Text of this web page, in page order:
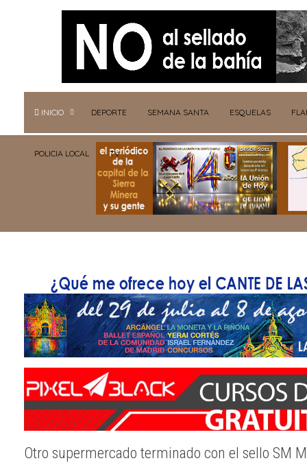
INICIO DEPORTE SEMANA SANTA ESQUELAS
POLICIA LOCAL TV
Otro supermercado terminado con el sello SM